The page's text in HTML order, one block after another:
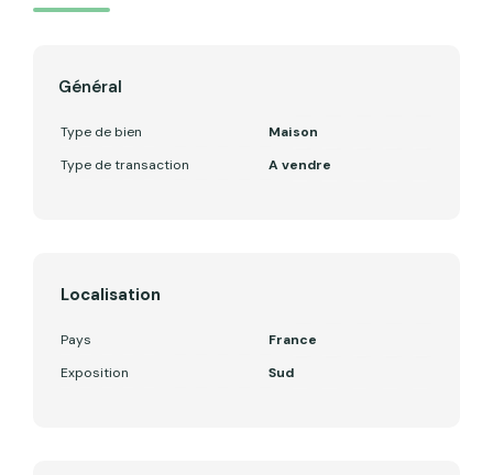
Général
Type de bien
Maison
Type de transaction
A vendre
Localisation
Pays
France
Exposition
Sud